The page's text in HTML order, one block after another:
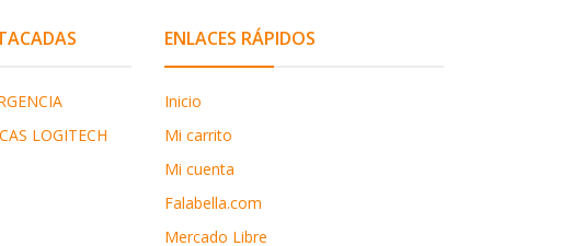
LOGITECH
ENLACES RÁPIDOS
Inicio
Mi carrito
Mi cuenta
Falabella.com
Mercado Libre